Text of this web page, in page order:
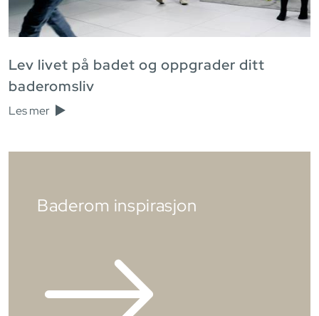
Lev livet på badet og oppgrader ditt
baderomsliv
Les mer
Baderom inspirasjon